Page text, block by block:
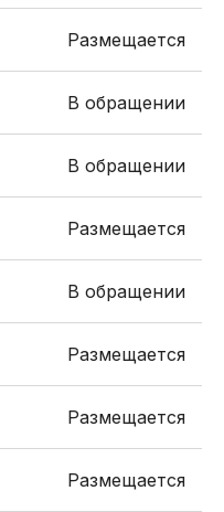
Размещается
В обращении
В обращении
Размещается
В обращении
Размещается
Размещается
Размещается